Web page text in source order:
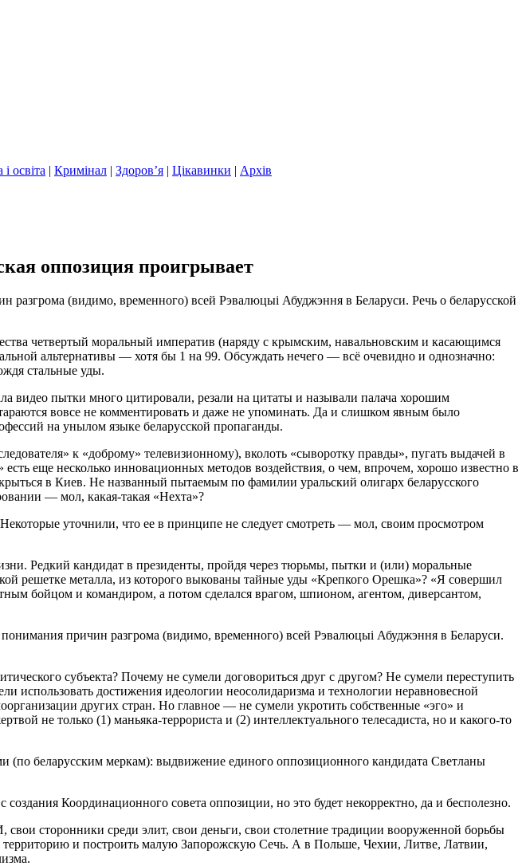
освіта | Кримінал | Здоров’я | Цікавинки | Архів
оппозиция проигрывает
(видимо, временного) всей Рэвалюцыі Абуджэння в Беларуси. Речь о беларусской
четвертый моральный императив (наряду с крымским, навальновским и касающимся
альтернативы — хотя бы 1 на 99. Обсуждать нечего — всё очевидно и однозначно:
стальные уды.
видео пытки много цитировали, резали на цитаты и называли палача хорошим
вовсе не комментировать и даже не упоминать. Да и слишком явным было
на унылом языке беларусской пропаганды.
к «доброму» телевизионному), вколоть «сыворотку правды», пугать выдачей в
еще несколько инновационных методов воздействия, о чем, впрочем, хорошо известно в
в Киев. Не названный пытаемым по фамилии уральский олигарх беларусского
— мол, какая-такая «Нехта»?
уточнили, что ее в принципе не следует смотреть — мол, своим просмотром
Редкий кандидат в президенты, пройдя через тюрьмы, пытки и (или) моральные
решетке металла, из которого выкованы тайные уды «Крепкого Орешка»? «Я совершил
бойцом и командиром, а потом сделался врагом, шпионом, агентом, диверсантом,
причин разгрома (видимо, временного) всей Рэвалюцыі Абуджэння в Беларуси.
субъекта? Почему не сумели договориться друг с другом? Не сумели переступить
достижения идеологии неосолидаризма и технологии неравновесной
других стран. Но главное — не сумели укротить собственные «эго» и
не только (1) маньяка-террориста и (2) интеллектуального телесадиста, но и какого-то
беларусским меркам): выдвижение единого оппозиционного кандидата Светланы
Координационного совета оппозиции, но это будет некорректно, да и бесполезно.
сторонники среди элит, свои деньги, свои столетние традиции вооруженной борьбы
и построить малую Запорожскую Сечь. А в Польше, Чехии, Литве, Латвии,